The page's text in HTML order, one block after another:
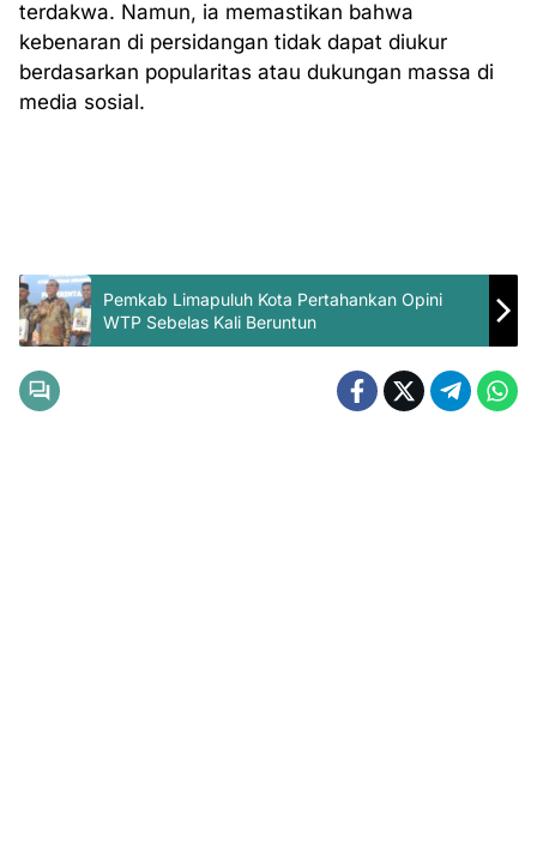
terdakwa. Namun, ia memastikan bahwa
kebenaran di persidangan tidak dapat diukur
berdasarkan popularitas atau dukungan massa di
media sosial.
Pemkab Limapuluh Kota Pertahankan Opini
WTP Sebelas Kali Beruntun